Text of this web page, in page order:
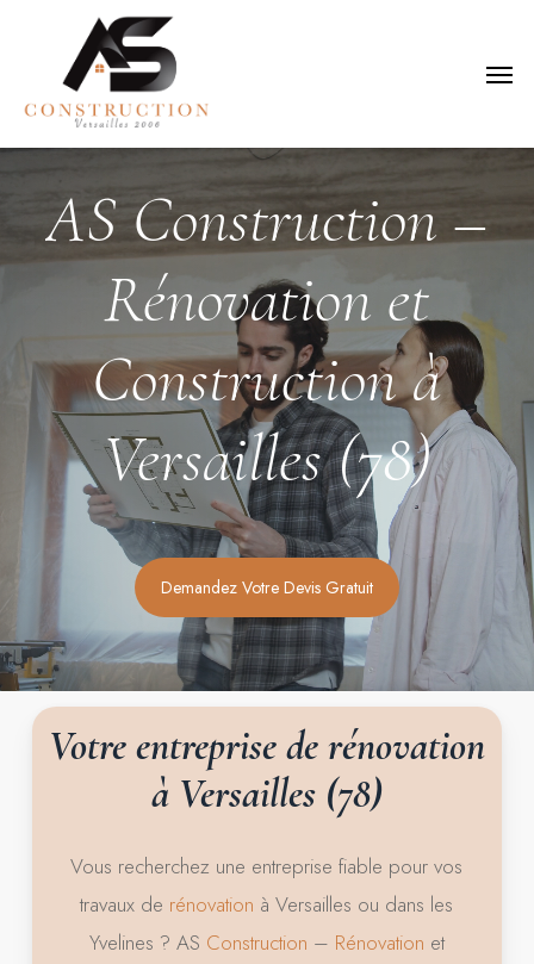
Menu
AS Construction –
Rénovationet
Constructionà
Versailles(78)
Demandez Votre Devis Gratuit
Votreentreprisede rénovation
à Versailles (78)
Vous recherchez une entreprise fiable pour vos
travaux de rénovation à Versailles ou dans les
Yvelines ? AS Construction – Rénovation et